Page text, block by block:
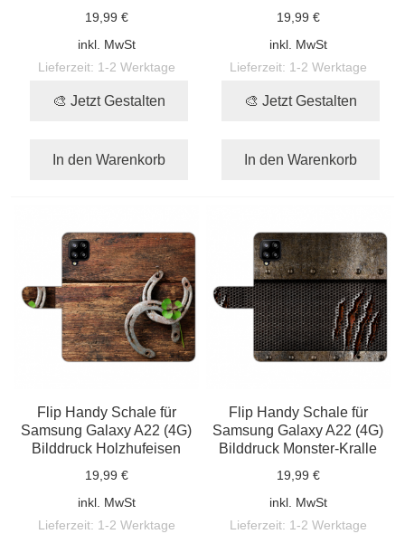
19,99 €
inkl. MwSt
Lieferzeit: 1-2 Werktage
🎨 Jetzt Gestalten
In den Warenkorb
19,99 €
inkl. MwSt
Lieferzeit: 1-2 Werktage
🎨 Jetzt Gestalten
In den Warenkorb
Flip Handy Schale für
Samsung Galaxy A22 (4G)
Bilddruck Holzhufeisen
19,99 €
inkl. MwSt
Lieferzeit: 1-2 Werktage
Flip Handy Schale für
Samsung Galaxy A22 (4G)
Bilddruck Monster-Kralle
19,99 €
inkl. MwSt
Lieferzeit: 1-2 Werktage